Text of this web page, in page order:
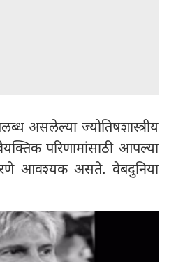
असलेल्या ज्योतिषशास्त्रीय
परिणामांसाठी आपल्या
आवश्यक असते. वेबदुनिया